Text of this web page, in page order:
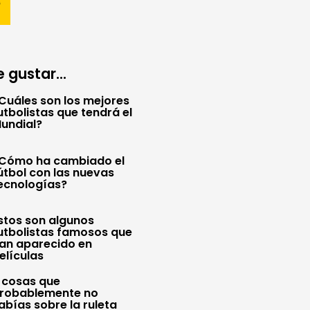
gustar...
son los mejores
que tendrá el
ha cambiado el
con las nuevas
son algunos
famosos que
aparecido en
que
no
sobre la ruleta